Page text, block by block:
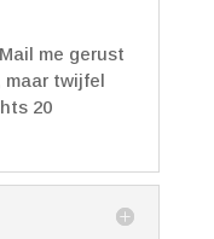
me gerust
maar twijfel
20